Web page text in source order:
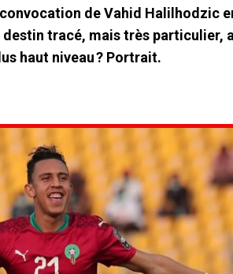
de Vahid Halilhodzic
tracé, mais très particulier,
haut niveau ? Portrait.